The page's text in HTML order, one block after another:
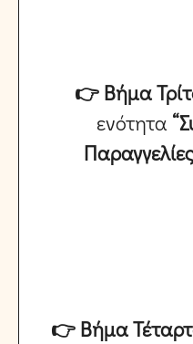
👉 Βήμα
ενότητα
👉 Βήμα